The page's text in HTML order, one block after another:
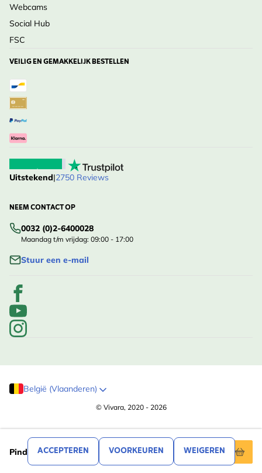
ACCEPTEREN VOORKEUREN WEIGEREN
Pindacakehanger 500 ml 2
Webcams
Social Hub
FSC
VEILIG EN GEMAKKELIJK BESTELLEN
Uitstekend|2750 Reviews
NEEM CONTACT OP
0032 (0)2-6400028
Maandag t/m vrijdag: 09:00 - 17:00
Stuur een e-mail
België (Vlaanderen)
© Vivara, 2020 - 2026